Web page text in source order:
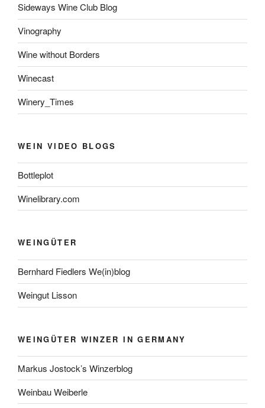
Sideways Wine Club Blog
Vinography
Wine without Borders
Winecast
Winery_Times
WEIN VIDEO BLOGS
Bottleplot
Winelibrary.com
WEINGÜTER
Bernhard Fiedlers We(in)blog
Weingut Lisson
WEINGÜTER WINZER IN GERMANY
Markus Jostock’s Winzerblog
Weinbau Weiberle